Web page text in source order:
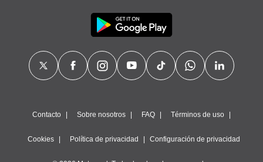
Contacto Sobre nosotros FAQ Términos de uso
Cookies Política de privacidad Configuración de privacidad